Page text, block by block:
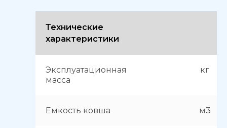
Технические
характеристики
Эксплуатационная
масса
кг
Емкость ковша м3